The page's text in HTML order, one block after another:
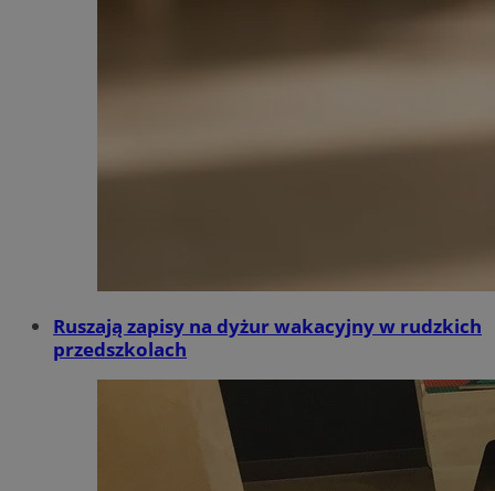
Ruszają zapisy na dyżur wakacyjny w rudzkich
przedszkolach